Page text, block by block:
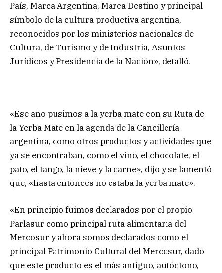
País, Marca Argentina, Marca Destino y principal
símbolo de la cultura productiva argentina,
reconocidos por los ministerios nacionales de
Cultura, de Turismo y de Industria, Asuntos
Jurídicos y Presidencia de la Nación», detalló.
«Ese año pusimos a la yerba mate con su Ruta de
la Yerba Mate en la agenda de la Cancillería
argentina, como otros productos y actividades que
ya se encontraban, como el vino, el chocolate, el
pato, el tango, la nieve y la carne», dijo y se lamentó
que, «hasta entonces no estaba la yerba mate».
«En principio fuimos declarados por el propio
Parlasur como principal ruta alimentaria del
Mercosur y ahora somos declarados como el
principal Patrimonio Cultural del Mercosur, dado
que este producto es el más antiguo, autóctono,